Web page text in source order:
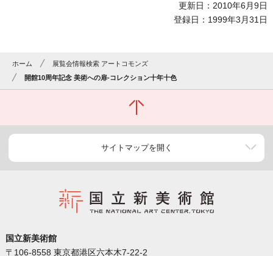
更新日：2010年6月9日
登録日：1999年3月31日
ホーム
展覧会情報検索 アートコモンズ
開館10周年記念 美術への扉-コレクション十年十色
サイトマップを開く
国立新美術館
〒106-8558 東京都港区六本木7-22-2